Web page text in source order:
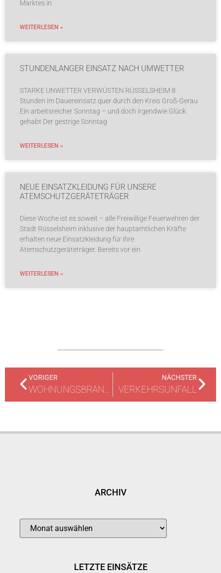
Marktes in
WEITERLESEN »
STUNDENLANGER EINSATZ NACH UMWETTER
STARKE UNWETTER VERWÜSTEN RÜSSELSHEIM 8
Stunden im Dauereinsatz quer durch den Kreis Groß-Gerau
Ein arbeitsreicher Sonntag – und doch irgendwie Glück
gehabt Der gestrige Sonntag
WEITERLESEN »
NEUE EINSATZKLEIDUNG FÜR UNSERE
ATEMSCHUTZGERÄTETRÄGER
Diese Woche ist es soweit – alle Freiwillige Feuerwehren der
Stadt Rüsselsheim inklusive der hauptamtlichen Kräfte
erhalten neue Einsatzkleidung für ihre
Atemschutzgeräteträger. Bereits vor ein
WEITERLESEN »
VORIGER
WOHNUNGSBRAND IN MEHRFAMILIENHAUS
NÄCHSTER
VERKEHRSUNFALL
ARCHIV
LETZTE EINSÄTZE